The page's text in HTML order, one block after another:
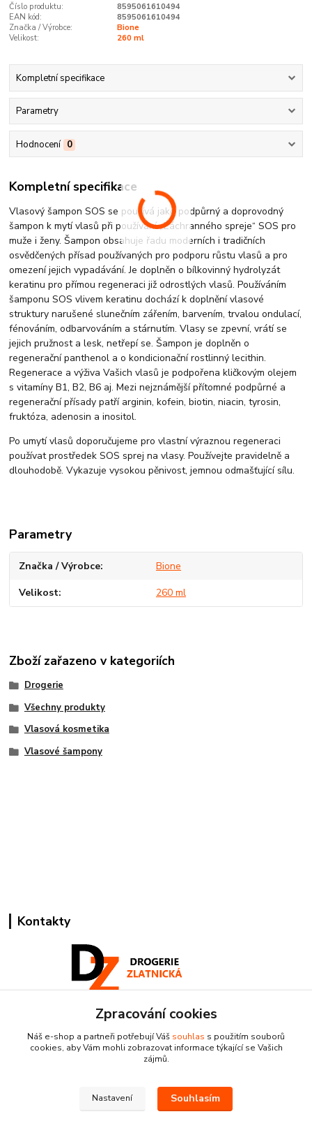
Číslo produktu:
8595061610494
EAN kód:
8595061610494
Značka / Výrobce:
Bione
Velikost:
260 ml
Kompletní specifikace
Parametry
Hodnocení 0
Kompletní specifikace
Vlasový šampon SOS se používá jako podpůrný a doprovodný
šampon k mytí vlasů při používání „Záchranného spreje“ SOS pro
muže i ženy. Šampon obsahuje řadu moderních i tradičních
osvědčených přísad používaných pro podporu růstu vlasů a pro
omezení jejich vypadávání. Je doplněn o bílkovinný hydrolyzát
keratinu pro přímou regeneraci již odrostlých vlasů. Používáním
šamponu SOS vlivem keratinu dochází k doplnění vlasové
struktury narušené slunečním zářením, barvením, trvalou ondulací,
fénováním, odbarvováním a stárnutím. Vlasy se zpevní, vrátí se
jejich pružnost a lesk, netřepí se. Šampon je doplněn o
regenerační panthenol a o kondicionační rostlinný lecithin.
Regenerace a výživa Vašich vlasů je podpořena kličkovým olejem
s vitamíny B1, B2, B6 aj. Mezi nejznámější přítomné podpůrné a
regenerační přísady patří arginin, kofein, biotin, niacin, tyrosin,
fruktóza, adenosin a inositol.
Po umytí vlasů doporučujeme pro vlastní výraznou regeneraci
používat prostředek SOS sprej na vlasy. Používejte pravidelně a
dlouhodobě. Vykazuje vysokou pěnivost, jemnou odmašťující sílu.
Parametry
Značka / Výrobce Bione
Velikost 260 ml
Zboží zařazeno v kategoriích
Drogerie
Všechny produkty
Vlasová kosmetika
Vlasové šampony
Kontakty
Pracovní doba:
+420 224 818 812
Po-Pá: 8:00-18:00 hod.
Zpracování cookies
Náš e-shop a partneři potřebují Váš souhlas s použitím souborů
cookies, aby Vám mohli zobrazovat informace týkající se Vašich
zájmů.
Nastavení Souhlasím